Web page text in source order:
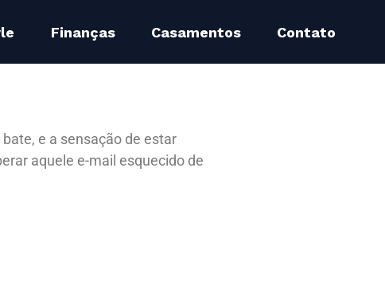
Finanças Casamentos Contato
e a sensação de estar
aquele e-mail esquecido de